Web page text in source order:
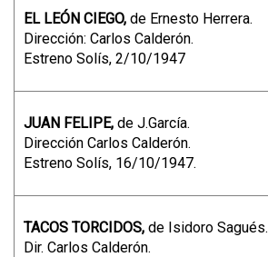
EL LEÓN CIEGO, de Ernesto Herrera.
Dirección: Carlos Calderón.
Estreno Solís, 2/10/1947
JUAN FELIPE, de J.García.
Dirección Carlos Calderón.
Estreno Solís, 16/10/1947.
TACOS TORCIDOS, de Isidoro Sagués.
Dir. Carlos Calderón.